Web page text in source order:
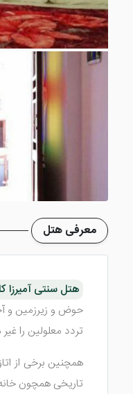
معرفی هتل
هتل سنتی آمیرزا
حوض و زیرزمین و
تردد معلولین را
همچنین برخی از
تاریخی همچون